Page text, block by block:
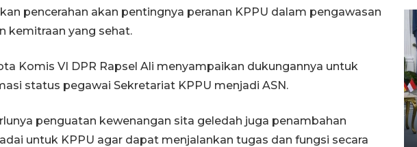
pencerahan akan pentingnya peranan KPPU dalam pengawasan
kemitraan yang sehat.
Komis VI DPR Rapsel Ali menyampaikan dukungannya untuk
status pegawai Sekretariat KPPU menjadi ASN.
penguatan kewenangan sita geledah juga penambahan
untuk KPPU agar dapat menjalankan tugas dan fungsi secara
HUT ke-80 Raja Keraton
Yogyakarta